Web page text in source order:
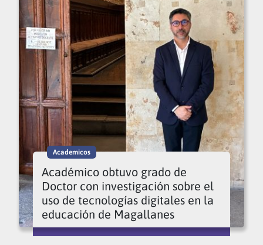
Academicos
Académico obtuvo grado de
Doctor con investigación sobre el
uso de tecnologías digitales en la
educación de Magallanes